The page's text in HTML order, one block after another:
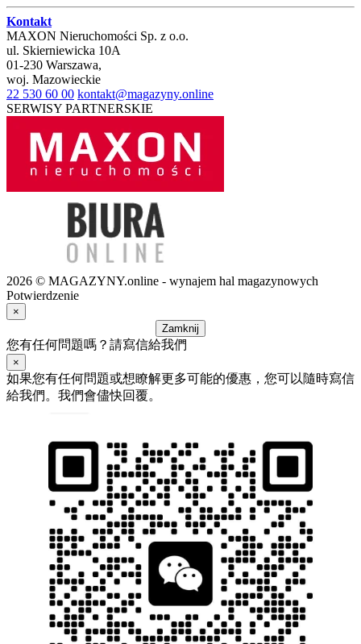
Kontakt
MAXON Nieruchomości Sp. z o.o.
ul. Skierniewicka 10A
01-230 Warszawa,
woj. Mazowieckie
22 530 60 00 kontakt@magazyny.online
SERWISY PARTNERSKIE
2026 © MAGAZYNY.online - wynajem hal magazynowych
Potwierdzenie
×
Zamknij
您有任何問題嗎？請寫信給我們
×
如果您有任何問題或想瞭解更多可能的優惠，您可以隨時寫信
給我們。我們會儘快回覆。